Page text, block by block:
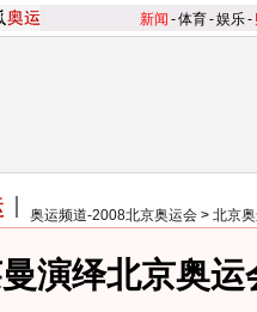
新闻 -体育-娱乐-
奥运频道-2008北京奥运会 > 北京
演绎北京奥运